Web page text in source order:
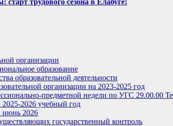
трудового сезона в Елабуге!
организации
образование
образовательной деятельности
организации на 2023-2025 год
предметной недели по УГС 29.00.00
2026 учебный год
июнь 2026
государственный контроль